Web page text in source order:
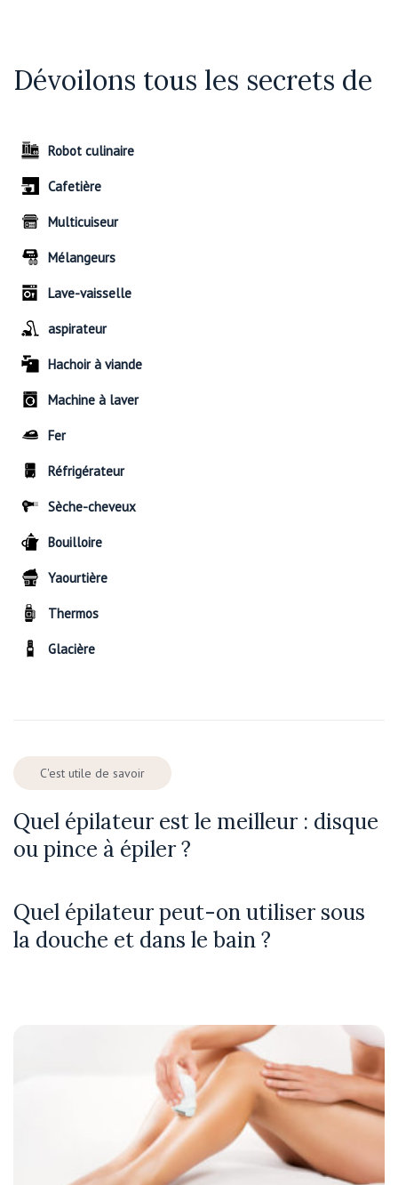
Dévoilons tous les secrets de
Robot culinaire
Cafetière
Multicuiseur
Mélangeurs
Lave-vaisselle
aspirateur
Hachoir à viande
Machine à laver
Fer
Réfrigérateur
Sèche-cheveux
Bouilloire
Yaourtière
Thermos
Glacière
C'est utile de savoir
Quel épilateur est le meilleur : disque
ou pince à épiler ?
Quel épilateur peut-on utiliser sous
la douche et dans le bain ?